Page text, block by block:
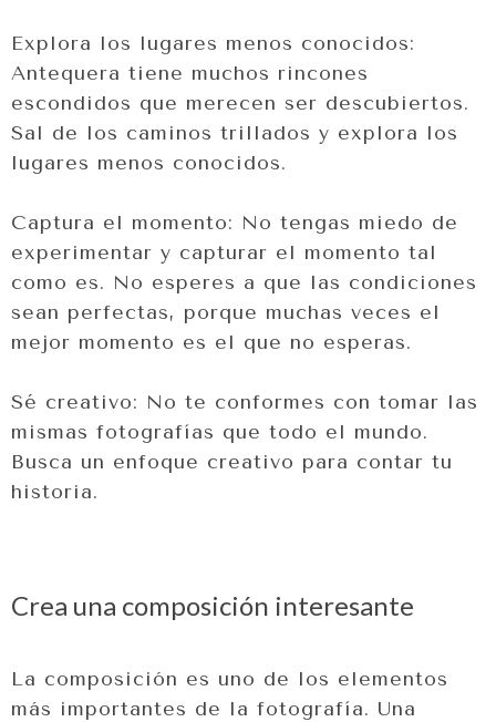
Explora los lugares menos conocidos:
Antequera tiene muchos rincones
escondidos que merecen ser descubiertos.
Sal de los caminos trillados y explora los
lugares menos conocidos.
Captura el momento: No tengas miedo de
experimentar y capturar el momento tal
como es. No esperes a que las condiciones
sean perfectas, porque muchas veces el
mejor momento es el que no esperas.
Sé creativo: No te conformes con tomar las
mismas fotografías que todo el mundo.
Busca un enfoque creativo para contar tu
historia.
Crea una composición interesante
La composición es uno de los elementos
más importantes de la fotografía. Una